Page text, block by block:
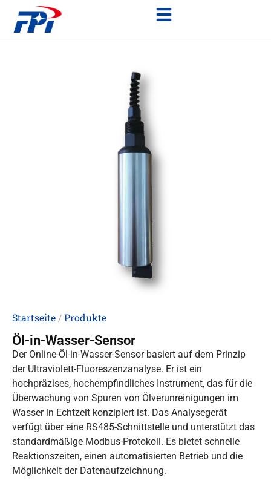
Startseite/Produkte
Öl-in-Wasser-Sensor
Der Online-Öl-in-Wasser-Sensor basiert auf dem Prinzip
der Ultraviolett-Fluoreszenzanalyse. Er ist ein
hochpräzises, hochempfindliches Instrument, das für die
Überwachung von Spuren von Ölverunreinigungen im
Wasser in Echtzeit konzipiert ist. Das Analysegerät
verfügt über eine RS485-Schnittstelle und unterstützt das
standardmäßige Modbus-Protokoll. Es bietet schnelle
Reaktionszeiten, einen automatisierten Betrieb und die
Möglichkeit der Datenaufzeichnung.